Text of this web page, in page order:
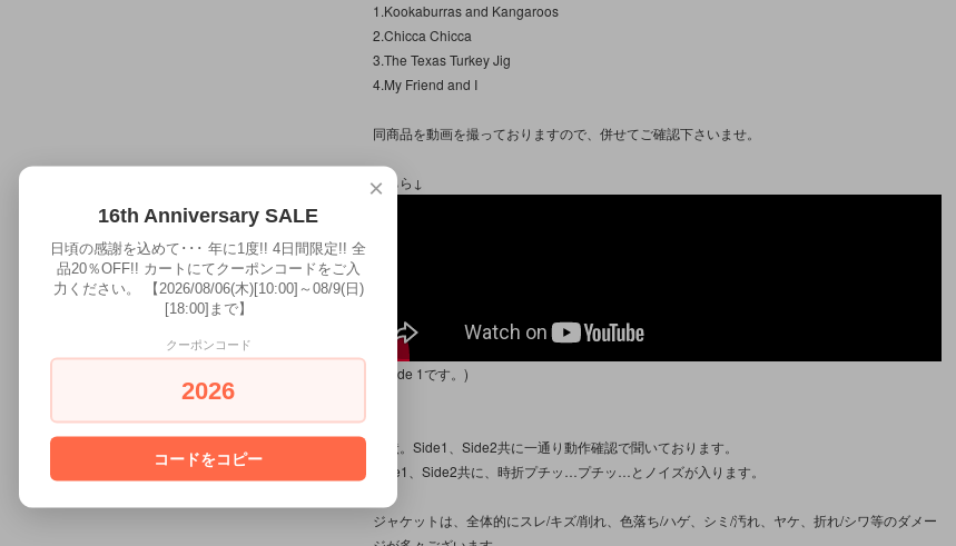
1.Kookaburras and Kangaroos
2.Chicca Chicca
3.The Texas Turkey Jig
4.My Friend and I
同商品を動画を撮っておりますので、併せてご確認下さいませ。
こちら↓
(※Side 1です。)
現状。Side1、Side2共に一通り動作確認で聞いております。
Side1、Side2共に、時折プチッ…プチッ…とノイズが入ります。
ジャケットは、全体的にスレ/キズ/削れ、色落ち/ハゲ、シミ/汚れ、ヤケ、折れ/シワ等のダメー
×
16th Anniversary SALE
日頃の感謝を込めて･･･ 年に1度!! 4日間限定!! 全
品20％OFF!! カートにてクーポンコードをご入
力ください。 【2026/08/06(木)[10:00]～08/9(日)
[18:00]まで】
クーポンコード
2026
コードをコピー